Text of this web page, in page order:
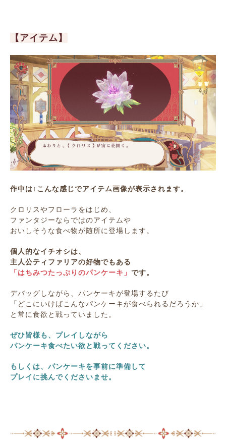
【アイテム】
作中は↑こんな感じでアイテム画像が表示されます。
クロリスやフローラをはじめ、
ファンタジーならではのアイテムや
おいしそうな食べ物が随所に登場します。
個人的なイチオシは、
主人公ティファリアの好物でもある
「はちみつたっぷりのパンケーキ」 です。
デバッグしながら、パンケーキが登場するたび
「どこにいけばこんなパンケーキが食べられるだろうか」
と常に食欲と戦っていました。
ぜひ皆様も、プレイしながら
パンケーキ食べたい欲と戦ってください。
もしくは、パンケーキを事前に準備して
プレイに挑んでくださいませ。